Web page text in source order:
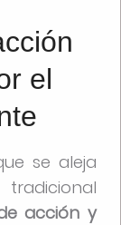
el
se aleja
acción y